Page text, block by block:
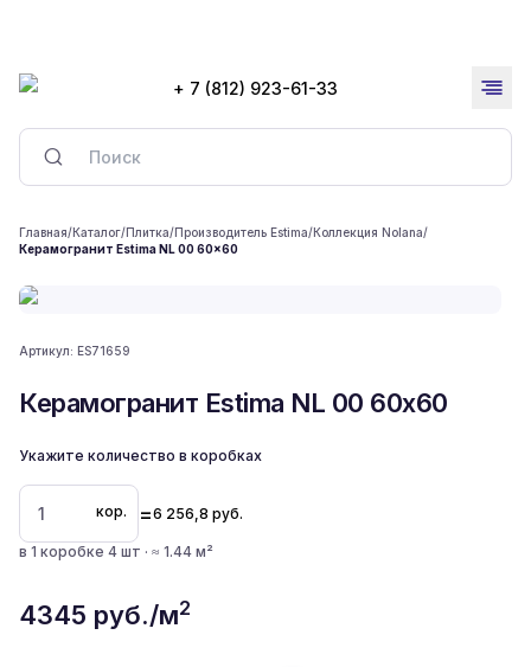
+ 7 (812) 923-61-33
Главная/Каталог/Плитка/Производитель Estima/Коллекция Nolana/
Керамогранит Estima NL 00 60x60
Артикул: ES71659
Керамогранит Estima NL 00 60x60
Укажите количество в коробках
кор. =6 256,8 руб.
в 1 коробке 4 шт · ≈ 1.44 м²
4345 руб./м2